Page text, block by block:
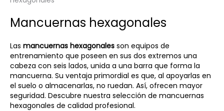
Mancuernas hexagonales
Las mancuernas hexagonales son equipos de
entrenamiento que poseen en sus dos extremos una
cabeza con seis lados, unida a una barra que forma la
mancuerna. Su ventaja primordial es que, al apoyarlas en
el suelo o almacenarlas, no ruedan. Así, ofrecen mayor
seguridad. Descubre nuestra selección de mancuernas
hexagonales de calidad profesional.